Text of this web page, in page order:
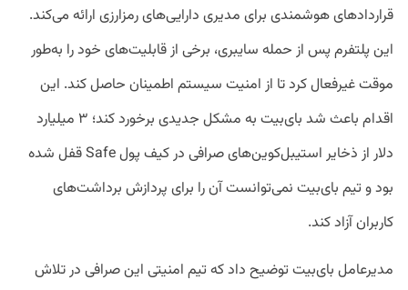
قرارداد‌های هوشمندی برای مدیری دارایی‌های رمزارزی ارائه می‌کند.
این پلتفرم پس از حمله سایبری، برخی از قابلیت‌های خود را به‌طور
موقت غیرفعال کرد تا از امنیت سیستم اطمینان حاصل کند. این
اقدام باعث شد بای‌بیت به مشکل جدیدی برخورد کند؛ ۳ میلیارد
دلار از ذخایر استیبل‌کوین‌های صرافی در کیف پول Safe قفل شده
بود و تیم بای‌بیت نمی‌توانست آن را برای پردازش برداشت‌های
کاربران آزاد کند.
مدیرعامل بای‌بیت توضیح داد که تیم امنیتی این صرافی در تلاش